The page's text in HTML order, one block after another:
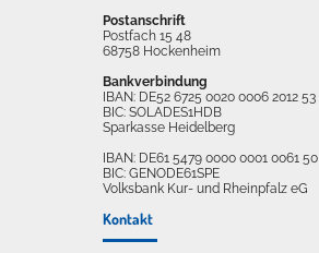
Postanschrift
Postfach 15 48
68758 Hockenheim
Bankverbindung
IBAN: DE52 6725 0020 0006 2012 53
BIC: SOLADES1HDB
Sparkasse Heidelberg
IBAN: DE61 5479 0000 0001 0061 50
BIC: GENODE61SPE
Volksbank Kur- und Rheinpfalz eG
Kontakt